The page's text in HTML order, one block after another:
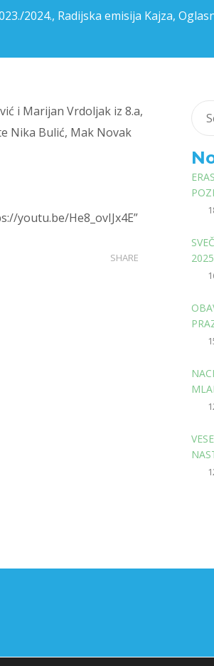
2024., Radijska emisija Kajza,
i Marijan Vrdoljak iz 8.a,
Nika Bulić, Mak Novak
youtu.be/He8_ovIJx4E”
SHARE